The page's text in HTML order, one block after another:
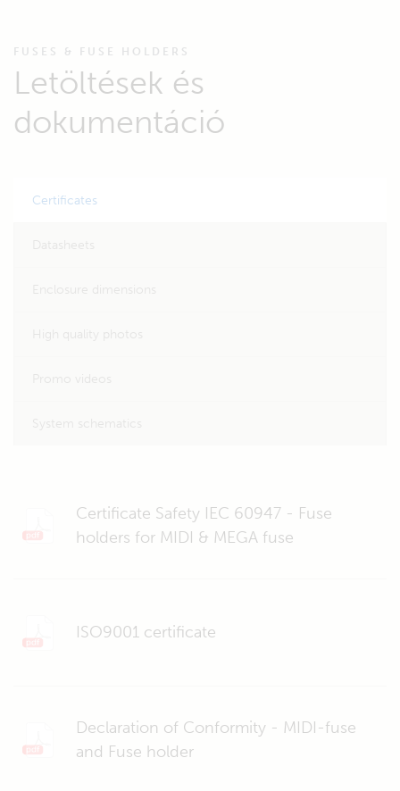
FUSES & FUSE HOLDERS
Letöltések és
dokumentáció
Certificates
Certificate Safety IEC 60947 - Fuse
holders for MIDI & MEGA fuse
ISO9001 certificate
Declaration of Conformity - MIDI-fuse
and Fuse holder